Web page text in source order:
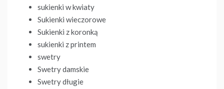
sukienki w kwiaty
Sukienki wieczorowe
Sukienki z koronką
sukienki z printem
swetry
Swetry damskie
Swetry długie